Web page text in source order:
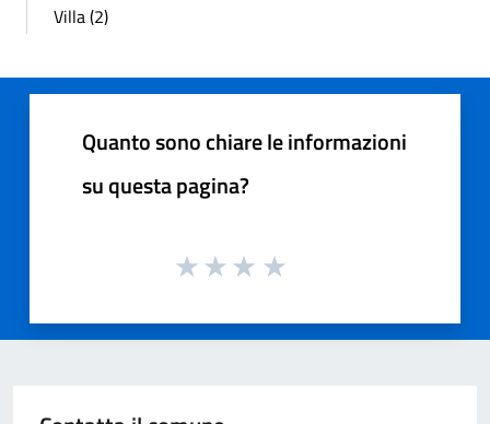
Villa (2)
Quanto sono chiare le informazioni
su questa pagina?